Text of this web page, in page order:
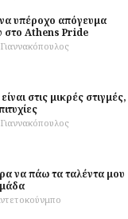
υπέροχο απόγευμα
στο Athens Pride
στις μικρές στιγμές,
να πάω τα ταλέντα μου